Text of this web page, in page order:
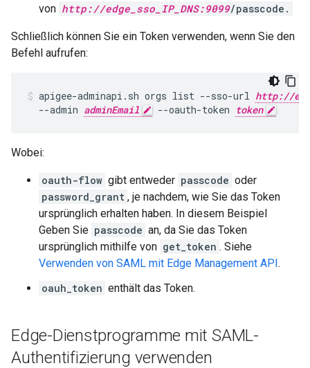
von http://edge_sso_IP_DNS:9099/passcode.
Schließlich können Sie ein Token verwenden, wenn Sie den
Befehl aufrufen:
apigee-adminapi.sh orgs list --sso-url http://
  --admin
adminEmail --oauth-token token
Wobei:
oauth-flow gibt entweder passcode oder
password_grant , je nachdem, wie Sie das Token
ursprünglich erhalten haben. In diesem Beispiel
Geben Sie passcode an, da Sie das Token
ursprünglich mithilfe von get_token . Siehe
Verwenden von SAML mit Edge Management API.
oauh_token enthält das Token.
Edge-Dienstprogramme mit SAML-
Authentifizierung verwenden